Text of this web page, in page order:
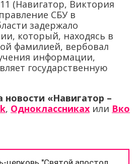
(Навигатор, Виктория
СБУ в
задержало
который, находясь в
фамилией, вербовал
информации,
государственную
«Навигатор –
, Одноклассниках или Вко